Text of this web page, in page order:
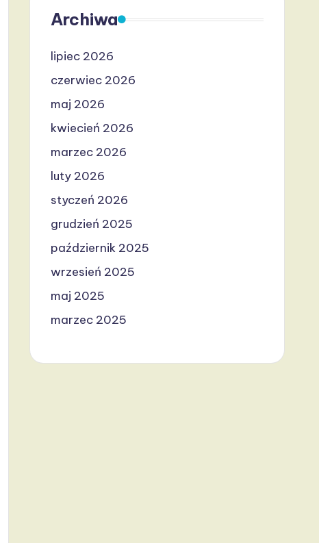
Archiwa
lipiec 2026
czerwiec 2026
maj 2026
kwiecień 2026
marzec 2026
luty 2026
styczeń 2026
grudzień 2025
październik 2025
wrzesień 2025
maj 2025
marzec 2025